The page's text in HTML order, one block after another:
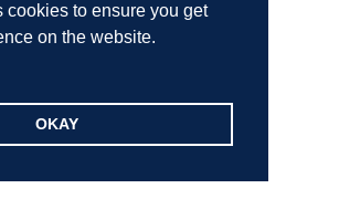
cookies to ensure you get
on the website.
OKAY